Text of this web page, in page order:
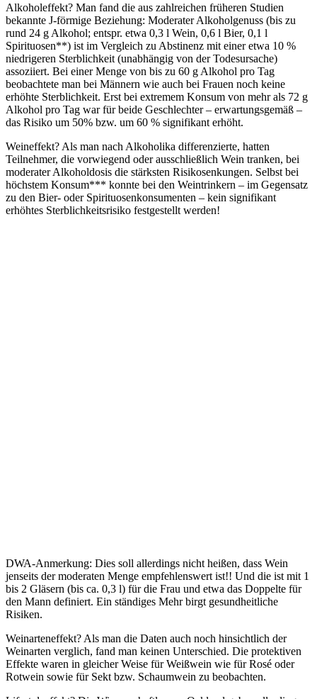
Alkoholeffekt? Man fand die aus zahlreichen früheren Studien
bekannte J-förmige Beziehung: Moderater Alkoholgenuss (bis zu
rund 24 g Alkohol; entspr. etwa 0,3 l Wein, 0,6 l Bier, 0,1 l
Spirituosen**) ist im Vergleich zu Abstinenz mit einer etwa 10 %
niedrigeren Sterblichkeit (unabhängig von der Todesursache)
assoziiert. Bei einer Menge von bis zu 60 g Alkohol pro Tag
beobachtete man bei Männern wie auch bei Frauen noch keine
erhöhte Sterblichkeit. Erst bei extremem Konsum von mehr als 72 g
Alkohol pro Tag war für beide Geschlechter – erwartungsgemäß –
das Risiko um 50% bzw. um 60 % signifikant erhöht.
Weineffekt? Als man nach Alkoholika differenzierte, hatten
Teilnehmer, die vorwiegend oder ausschließlich Wein tranken, bei
moderater Alkoholdosis die stärksten Risikosenkungen. Selbst bei
höchstem Konsum*** konnte bei den Weintrinkern – im Gegensatz
zu den Bier- oder Spirituosenkonsumenten – kein signifikant
erhöhtes Sterblichkeitsrisiko festgestellt werden!
DWA-Anmerkung: Dies soll allerdings nicht heißen, dass Wein
jenseits der moderaten Menge empfehlenswert ist!! Und die ist mit 1
bis 2 Gläsern (bis ca. 0,3 l) für die Frau und etwa das Doppelte für
den Mann definiert. Ein ständiges Mehr birgt gesundheitliche
Risiken.
Weinarteneffekt? Als man die Daten auch noch hinsichtlich der
Weinarten verglich, fand man keinen Unterschied. Die protektiven
Effekte waren in gleicher Weise für Weißwein wie für Rosé oder
Rotwein sowie für Sekt bzw. Schaumwein zu beobachten.